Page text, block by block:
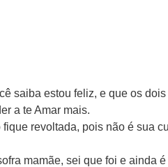
saiba estou feliz, e que os
a te Amar mais.
revoltada, pois não é sua
mamãe, sei que foi e ainda